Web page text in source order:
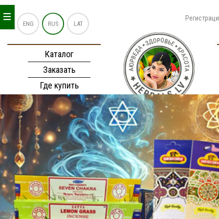
ENG RUS LAT
Каталог
Заказать
Где купить
_
_
_